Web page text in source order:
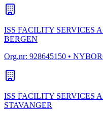
ISS FACILITY SERVICES
BERGEN
Org.nr: 928645150 •
ISS FACILITY SERVICES
STAVANGER